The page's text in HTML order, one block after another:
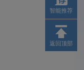
智能推荐
返回顶部